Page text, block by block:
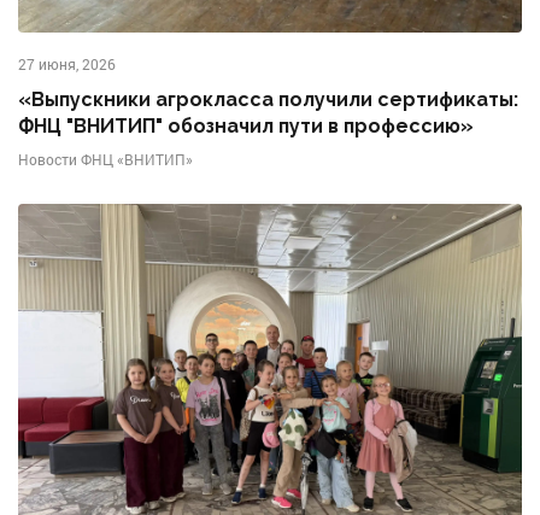
27 июня, 2026
«Выпускники агрокласса получили сертификаты:
ФНЦ "ВНИТИП" обозначил пути в профессию»
Новости ФНЦ «ВНИТИП»